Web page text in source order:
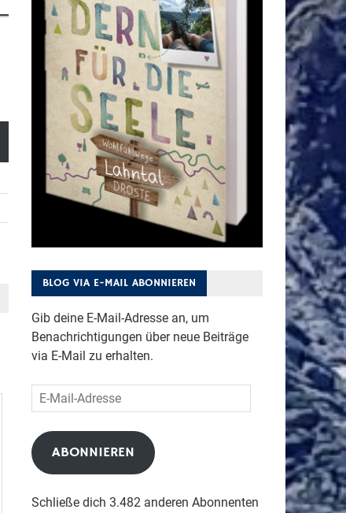
BLOG VIA E-MAIL ABONNIEREN
Gib deine E-Mail-Adresse an, um
Benachrichtigungen über neue Beiträge
via E-Mail zu erhalten.
E-
Mail-
Adresse
ABONNIEREN
Schließe dich 3.482 anderen Abonnenten